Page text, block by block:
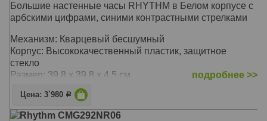
Большие настенные часы RHYTHM в Белом корпусе с
арбскими цифрами, синими контрастными стрелками
Механизм: Кварцевый бесшумный
Корпус: Высококачественный пластик, защитное
стекло
Размер: 39,8 х 39,8 х 4,5 см
подробнее >>
Цена: 3`980 Р
Rhythm CMG292NR06